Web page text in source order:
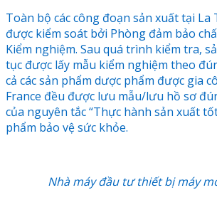
Toàn bộ các công đoạn sản xuất tại La
được kiểm soát bởi Phòng đảm bảo
Kiểm nghiệm. Sau quá trình kiểm tra,
tục được lấy mẫu kiểm nghiệm theo
cả các sản phẩm dược phẩm được gia
France đều được lưu mẫu/lưu hồ sơ
của nguyên tắc “Thực hành sản xuất
phẩm bảo vệ sức khỏe.
Nhà máy đầu tư thiết bị máy